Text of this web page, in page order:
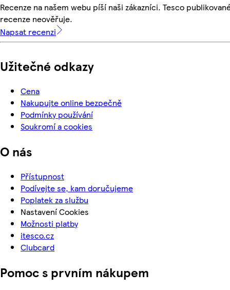
Recenze na našem webu píší naši zákazníci. Tesco
recenze neověřuje.
Napsat recenzi
Užitečné odkazy
Cena
Nakupujte online bezpečně
Podmínky používání
Soukromí a cookies
O nás
Přístupnost
Podívejte se, kam doručujeme
Poplatek za službu
Nastavení Cookies
Možnosti platby
itesco.cz
Clubcard
Pomoc s prvním nákupem